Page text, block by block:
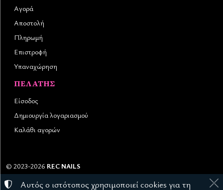
Αγορά
Αποστολή
Πληρωμή
Επιστροφή
Υπαναχώρηση
ΠΕΛΆΤΗΣ
Είσοδος
Δημιουργία λογαριασμού
Καλάθι αγορών
© 2023-2026 REC NAILS
Αριθμός ΓΕΜΗ:145976403000
Αυτός ο ιστότοπος χρησιμοποιεί cookies για τη